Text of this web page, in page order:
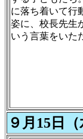
に落ち着いて行
姿に、校長先生
いう言葉をいた
９月15日